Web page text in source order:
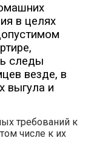
в целях
следы
везде, в
выгула и
требований к
числе к их